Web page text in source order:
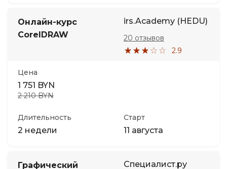
Онлайн-курс
CorelDRAW
irs.Academy (HEDU)
2.9
20 отзывов
Цена
1 751 BYN
2 210 BYN
Длительность
2 недели
Старт
11 августа
Графический Специалист.ру